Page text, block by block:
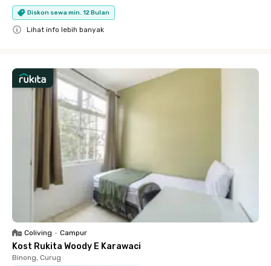
Diskon sewa min. 12 Bulan
Lihat info lebih banyak
Coliving • Campur
Kost Rukita Woody E Karawaci
Binong, Curug